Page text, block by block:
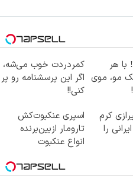
با هر
مو، موی
کمردردت خوب می‌شه،
اگر این پرسشنامه رو پر
کنی!!
کرم
را
اسپری عنکبوت‌‌کش
تارومار ازبین‌برنده
انواع عنکبوت